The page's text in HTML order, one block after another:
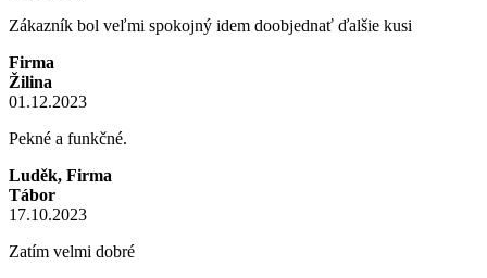
Zákazník bol veľmi spokojný idem doobjednať ďalšie kusi
Firma
Žilina
01.12.2023
Pekné a funkčné.
Luděk, Firma
Tábor
17.10.2023
Zatím velmi dobré